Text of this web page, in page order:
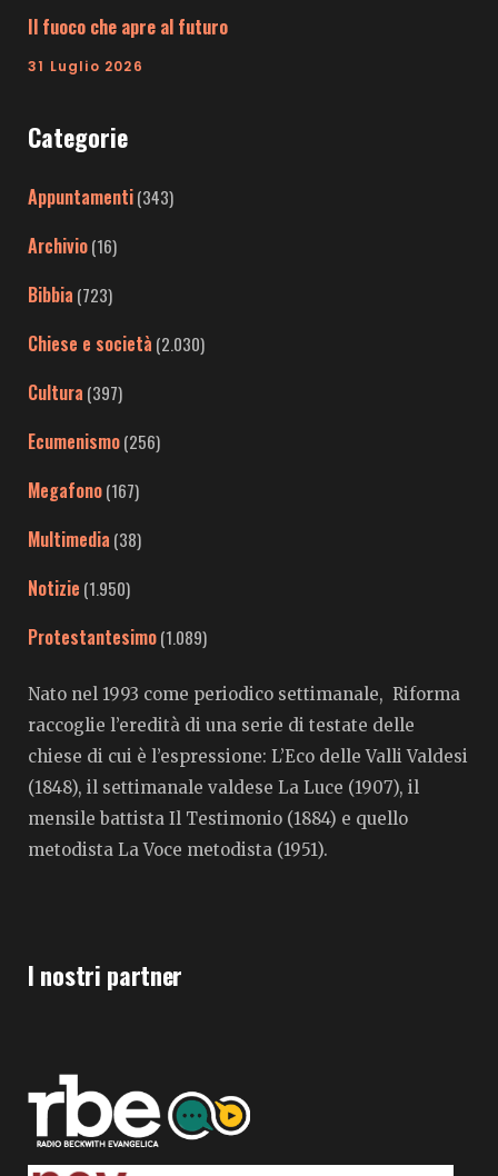
Il fuoco che apre al futuro
31 Luglio 2026
Categorie
Appuntamenti(343)
Archivio(16)
Bibbia (723)
Chiese e società (2.030)
Cultura (397)
Ecumenismo(256)
Megafono(167)
Multimedia (38)
Notizie (1.950)
Protestantesimo(1.089)
Nato nel 1993 come periodico settimanale, Riforma
raccoglie l’eredità di una serie di testate delle
chiese di cui è l’espressione: L’Eco delle Valli Valdesi
(1848), il settimanale valdese La Luce (1907), il
mensile battista Il Testimonio (1884) e quello
metodista La Voce metodista (1951).
I nostri partner